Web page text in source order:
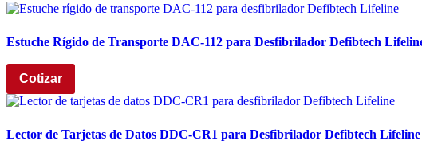
Estuche Rígido de Transporte DAC-112 para Desfibrilador Defibtech
Cotizar
Lector de Tarjetas de Datos DDC-CR1 para Desfibrilador Defibtech Lifeline